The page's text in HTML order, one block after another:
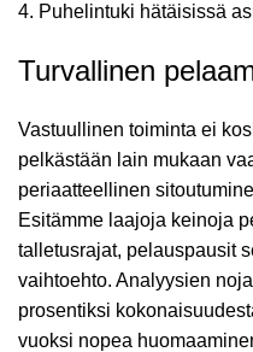
Puhelintuki hätäisissä
Turvallinen
Vastuullinen toiminta ei
pelkästään lain mukaan
periaatteellinen
Esitämme laajoja keinoja
talletusrajat, pelauspausit
vaihtoehto. Analyysien
prosentiksi
vuoksi nopea